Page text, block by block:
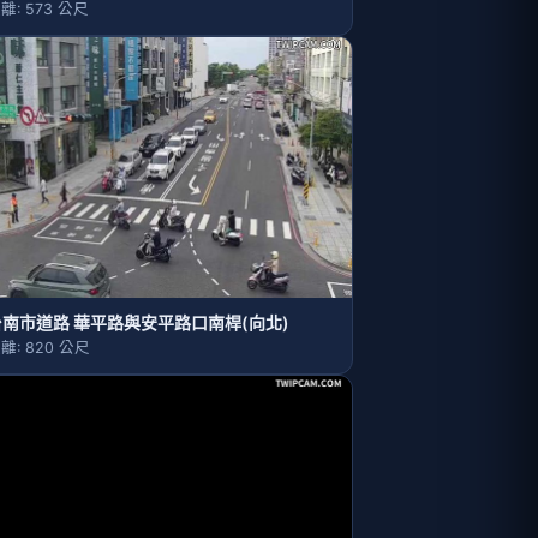
: 573 公尺
市道路 華平路與安平路口南桿(向北)
: 820 公尺